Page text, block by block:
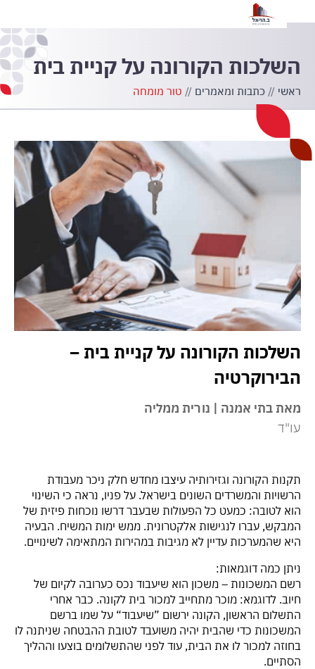
השלכות הקורונה על קניית בית
ראשי // כתבות ומאמרים // טור מומחה
השלכות הקורונה על קניית בית –
הבירוקרטיה
מאת בתי אמנה | נורית ממליה
עו"ד
תקנות הקורונה וגזירותיה עיצבו מחדש חלק ניכר מעבודת
הרשויות והמשרדים השונים בישראל. על פניו, נראה כי השינוי
הוא לטובה: כמעט כל הפעולות שבעבר דרשו נוכחות פיזית של
המבקש, עברו לנגישות אלקטרונית. ממש ימות המשיח. הבעיה
היא שהמערכות עדיין לא מגיבות במהירות המתאימה לשינויים.
ניתן כמה דוגמאות:
רשם המשכונות – משכון הוא שיעבוד נכס כערובה לקיום של
חיוב. לדוגמא: מוכר מתחייב למכור בית לקונה. כבר אחרי
התשלום הראשון, הקונה ירשום ”שיעבוד“ על שמו ברשם
המשכונות כדי שהבית יהיה משועבד לטובת ההבטחה שניתנה לו
בחוזה למכור לו את הבית, עוד לפני שהתשלומים בוצעו וההליך
הסתיים.